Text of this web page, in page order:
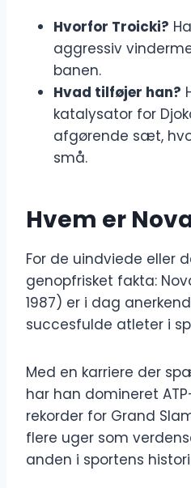
Hvorfor Troicki?
aggressiv
banen.
Hvad tilføjer han?
katalysator for
afgørende sæt,
små.
Hvem er
For de uindviede eller
genopfrisket fakta:
1987) er i dag
succesfulde atleter i
Med en karriere der
har han domineret
rekorder for Grand
flere uger som
anden i sportens